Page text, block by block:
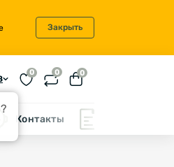
Закрыть
0 0 0
Контакты